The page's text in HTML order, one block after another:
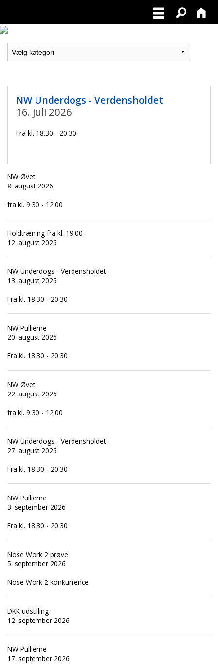
NW Underdogs - Verdensholdet
16. juli 2026
Fra kl. 18.30 - 20.30
NW Øvet
8. august 2026
fra kl. 9.30 - 12.00
Holdtræning fra kl. 19.00
12. august 2026
NW Underdogs - Verdensholdet
13. august 2026
Fra kl. 18.30 - 20.30
NW Pullierne
20. august 2026
Fra kl. 18.30 - 20.30
NW Øvet
22. august 2026
fra kl. 9.30 - 12.00
NW Underdogs - Verdensholdet
27. august 2026
Fra kl. 18.30 - 20.30
NW Pullierne
3. september 2026
Fra kl. 18.30 - 20.30
Nose Work 2 prøve
5. september 2026
Nose Work 2 konkurrence
DKK udstilling
12. september 2026
NW Pullierne
17. september 2026